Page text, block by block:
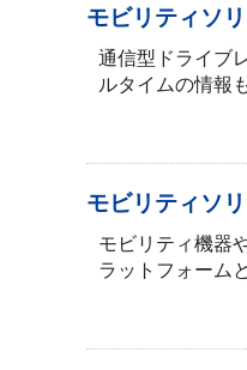
モビリティソ
通信型ドライブ
ルタイムの情報
モビリティソ
モビリティ機器
ラットフォーム